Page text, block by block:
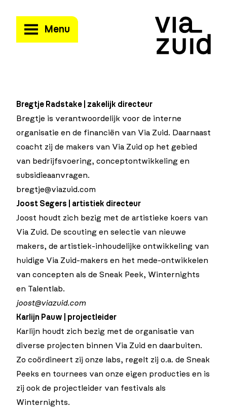
Menu
Bregtje Radstake | zakelijk directeur
Bregtje is verantwoordelijk voor de interne
organisatie en de financiën van Via Zuid. Daarnaast
coacht zij de makers van Via Zuid op het gebied
van bedrijfsvoering, conceptontwikkeling en
subsidieaanvragen.
bregtje@viazuid.com
Joost Segers | artistiek directeur
Joost houdt zich bezig met de artistieke koers van
Via Zuid. De scouting en selectie van nieuwe
makers, de artistiek-inhoudelijke ontwikkeling van
huidige Via Zuid-makers en het mede-ontwikkelen
van concepten als de Sneak Peek, Winternights
en Talentlab.
joost@viazuid.com
Karlijn Pauw | projectleider
Karlijn houdt zich bezig met de organisatie van
diverse projecten binnen Via Zuid en daarbuiten.
Zo coördineert zij onze labs, regelt zij o.a. de Sneak
Peeks en tournees van onze eigen producties en is
zij ook de projectleider van festivals als
Winternights.